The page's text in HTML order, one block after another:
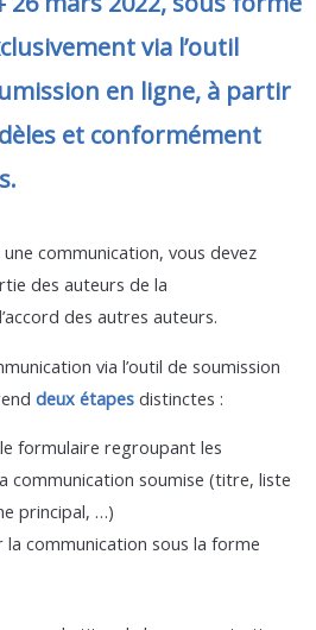
via l’outil
en ligne, à partir
et conformément
communication, vous devez
des auteurs de la
des autres auteurs.
via l’outil de soumission
deux étapes distinctes :
formulaire regroupant les
communication soumise (titre, liste
principal, …)
la communication sous la forme